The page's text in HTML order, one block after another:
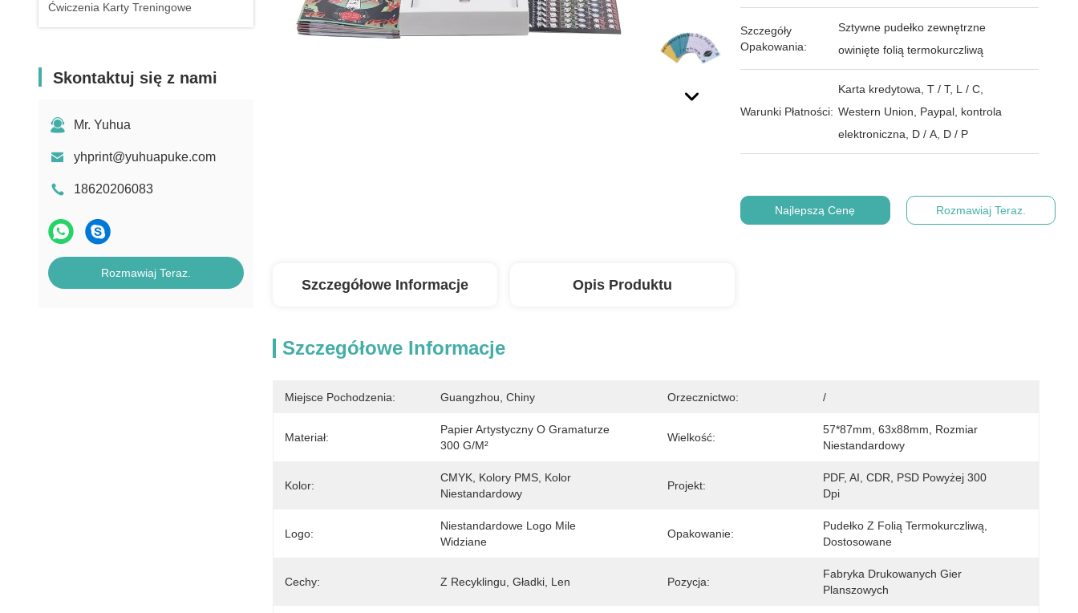
Ćwiczenia Karty Treningowe
Skontaktuj się z nami
Mr. Yuhua
yhprint@yuhuapuke.com
18620206083
Rozmawiaj Teraz.
Szczegóły
Opakowania:
Sztywne pudełko zewnętrzne
owinięte folią termokurczliwą
Warunki Płatności:
Karta kredytowa, T / T, L / C,
Western Union, Paypal, kontrola
elektroniczna, D / A, D / P
Najlepszą Cenę Rozmawiaj Teraz.
Szczegółowe Informacje Opis Produktu
Szczegółowe Informacje
Miejsce Pochodzenia: Guangzhou, Chiny Orzecznictwo: /
Materiał:
Papier Artystyczny O Gramaturze
300 G/m²
Wielkość:
57*87mm, 63x88mm, Rozmiar
Niestandardowy
Kolor:
CMYK, Kolory PMS, Kolor
Niestandardowy
Projekt:
PDF, AI, CDR, PSD Powyżej 300
Dpi
Logo:
Niestandardowe Logo Mile
Widziane
Opakowanie:
Pudełko Z Folią Termokurczliwą,
Dostosowane
Cechy: Z Recyklingu, Gładki, Len Pozycja:
Fabryka Drukowanych Gier
Planszowych